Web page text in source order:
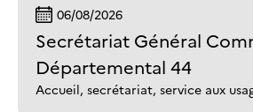
06/08/2026
Secrétariat Général
Départemental 44
Accueil, secrétariat, service aux